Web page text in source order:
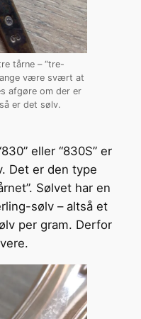
tårne – “tre-
være svært at
afgøre om der er
er det sølv.
eller “830S” er
Det er den type
Sølvet har en
sølv – altså et
per gram. Derfor